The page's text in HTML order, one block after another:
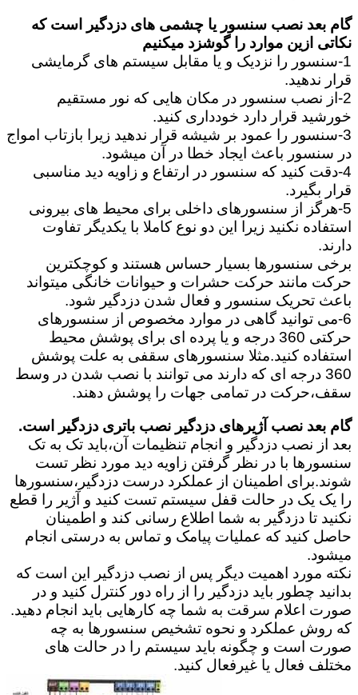
گام بعد نصب سنسور یا چشمی های دزدگیر است که
نکاتی ازین موارد را گوشزد میکنیم
1-سنسور را نزدیک و یا مقابل سیستم های گرمایشی
قرار ندهید.
2-از نصب سنسور در مکان هایی که نور مستقیم
خورشید قرار دارد خودداری کنید.
3-سنسور را عمود بر شیشه قرار ندهید زیرا بازتاب امواج
در سنسور باعث ایجاد خطا در آن میشود.
4-دقت کنید که سنسور در ارتفاع و زاویه دید مناسبی
قرار بگیرد.
5-هرگز از سنسورهای داخلی برای محیط های بیرونی
استفاده نکنید زیرا این دو نوع کاملا با یکدیگر تفاوت
دارند.
برخی سنسورها بسیار حساس هستند و کوچکترین
حرکت مانند حرکت حشرات و حیوانات خانگی میتواند
باعث تحریک سنسور و فعال شدن دزدگیر شود.
6-می توانید گاهی در موارد مخصوص از سنسورهای
حرکتی 360 درجه و یا پرده ای برای پوشش محیط
استفاده کنید.مثلا سنسورهای سقفی به علت پوشش
360 درجه ای که دارند می توانند با نصب شدن در وسط
سقف،حرکت در تمامی جهات را پوشش دهند.
گام بعد نصب آژیرهای دزدگیر نصب باتری دزدگیر است.
بعد از نصب دزدگیر و انجام تنظیمات آن،باید تک به تک
سنسورها با در نظر گرفتن زاویه دید مورد نظر تست
شوند.برای اطمینان از عملکرد درست دزدگیر،سنسورها
را یک یک در حالت قفل سیستم تست کنید و آژیر را قطع
نکنید تا دزدگیر به شما اطلاع رسانی کند و اطمینان
حاصل کنید که عملیات پیامک و تماس به درستی انجام
میشود.
نکته مورد اهمیت دیگر پس از نصب دزدگیر این است که
بدانید چطور باید دزدگیر را از راه دور کنترل کنید و در
صورت اعلام سرقت به شما چه کارهایی باید انجام دهید.
که روش عملکرد و نحوه تشخیص سنسورها به چه
صورت است و چگونه باید سیستم را در حالت های
مختلف فعال یا غیرفعال کنید.